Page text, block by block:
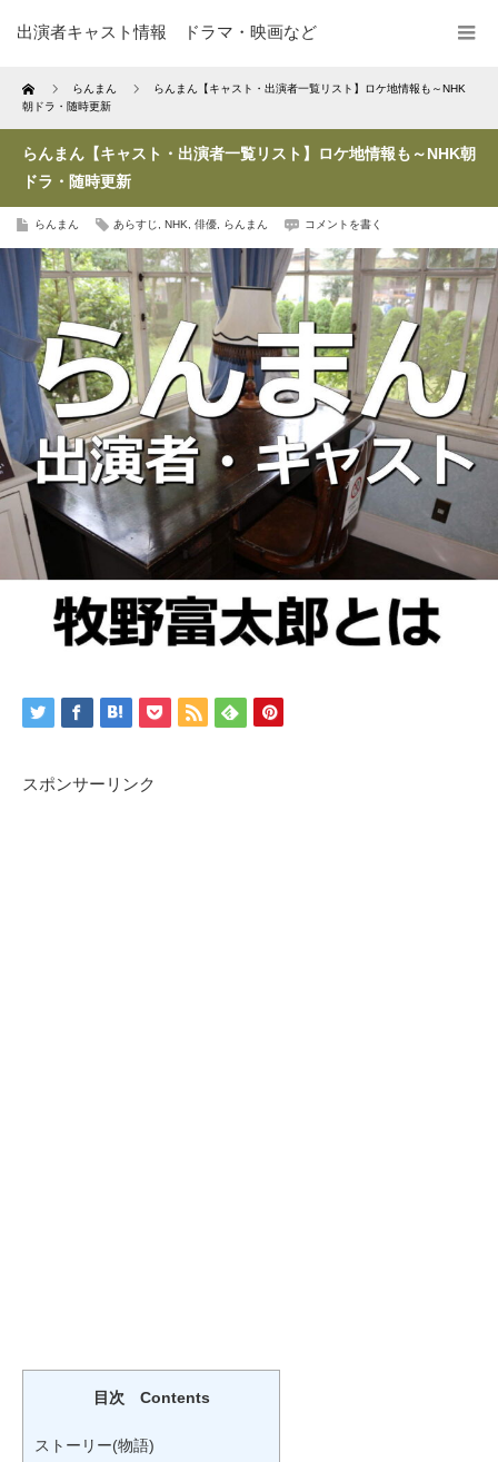
出演者キャスト情報 ドラマ・映画など
Home らんまん
らんまん【キャスト・出演者一覧リスト】ロケ地情報も～NHK
朝ドラ・随時更新
らんまん【キャスト・出演者一覧リスト】ロケ地情報も～NHK朝
ドラ・随時更新
らんまん あらすじ NHK 俳優 らんまん コメントを書く
スポンサーリンク
目次 Contents
ストーリー(物語)